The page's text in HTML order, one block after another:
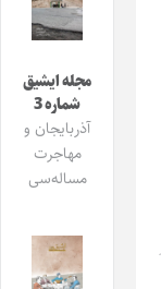
مجله ایشیق
شماره 3
آذربایجان و
مهاجرت
مساله‌سی